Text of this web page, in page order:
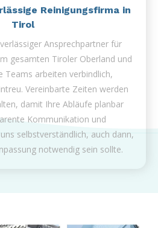
Reinigungsfirma in
Tirol
Ansprechpartner für
gesamten Tiroler Oberland und
Teams arbeiten verbindlich,
Vereinbarte Zeiten werden
damit Ihre Abläufe planbar
Kommunikation und
selbstverständlich, auch dann,
notwendig sein sollte.